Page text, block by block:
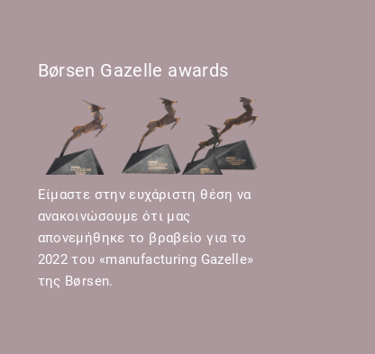
Børsen Gazelle awards
Είμαστε στην ευχάριστη θέση να
ανακοινώσουμε ότι μας
απονεμήθηκε το βραβείο για το
2022 του «manufacturing Gazelle»
της Børsen.